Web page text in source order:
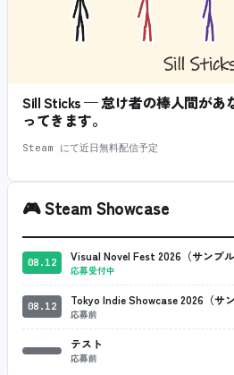
Sill Sticks — 怠け者の棒人間があ
ってきます。
Steam にて近日無料配信予定
🎮Steam Showcase
08.12 Visual Novel Fest 2026（サンプル
応募受付中
08.12 Tokyo Indie Showcase 2026（サン
応募前
テスト
応募前